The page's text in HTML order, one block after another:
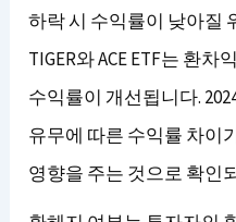
하락 시 수익률이 낮아질
TIGER와 ACE ETF는 환
수익률이 개선됩니다.
유무에 따른 수익률 차이
영향을 주는 것으로 확인